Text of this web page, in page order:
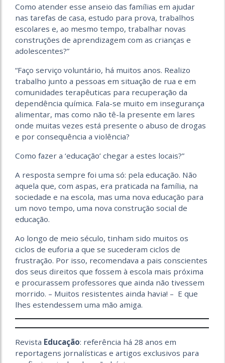
Como atender esse anseio das famílias em ajudar
nas tarefas de casa, estudo para prova, trabalhos
escolares e, ao mesmo tempo, trabalhar novas
construções de aprendizagem com as crianças e
adolescentes?”
“Faço serviço voluntário, há muitos anos. Realizo
trabalho junto a pessoas em situação de rua e em
comunidades terapêuticas para recuperação da
dependência química. Fala-se muito em insegurança
alimentar, mas como não tê-la presente em lares
onde muitas vezes está presente o abuso de drogas
e por consequência a violência?
Como fazer a ‘educação’ chegar a estes locais?”
A resposta sempre foi uma só: pela educação. Não
aquela que, com aspas, era praticada na família, na
sociedade e na escola, mas uma nova educação para
um novo tempo, uma nova construção social de
educação.
Ao longo de meio século, tinham sido muitos os
ciclos de euforia a que se sucederam ciclos de
frustração. Por isso, recomendava a pais conscientes
dos seus direitos que fossem à escola mais próxima
e procurassem professores que ainda não tivessem
morrido. – Muitos resistentes ainda havia! – E que
lhes estendessem uma mão amiga.
Revista Educação: referência há 28 anos em
reportagens jornalísticas e artigos exclusivos para